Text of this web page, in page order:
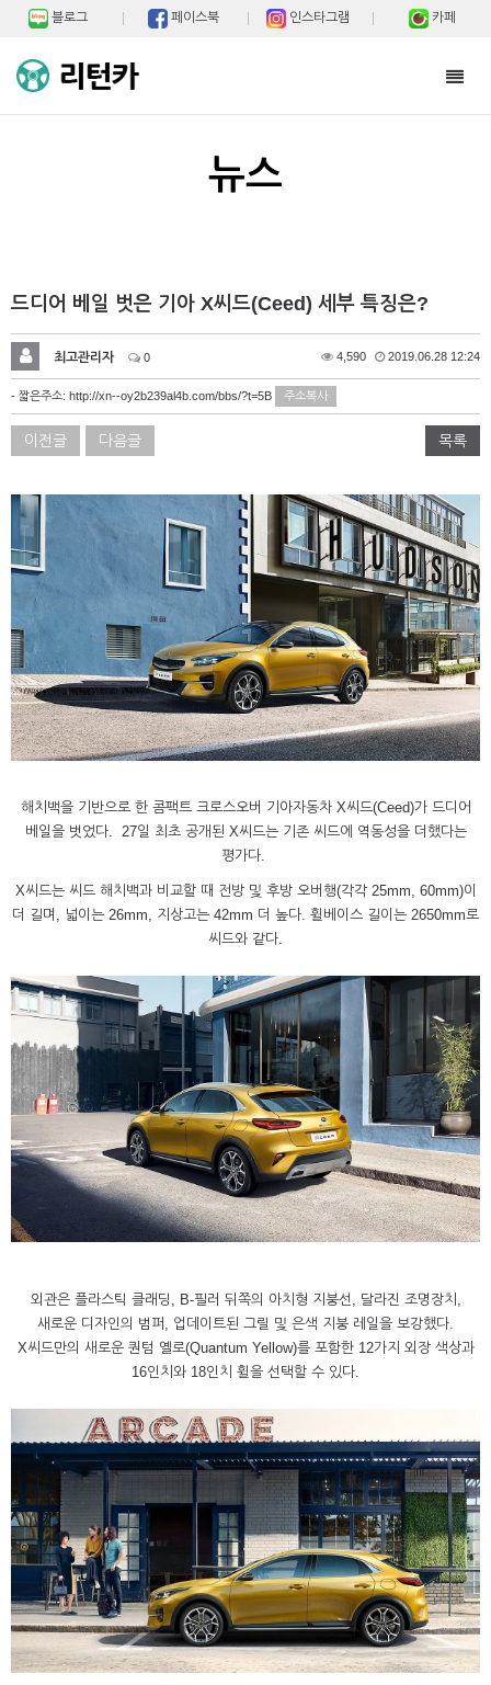
블로그 페이스북 인스타그램 카페
뉴스
드디어 베일 벗은 기아 X씨드(Ceed) 세부 특징은?
최고관리자 0 4,590 2019.06.28 12:24
- 짧은주소: http://xn--oy2b239al4b.com/bbs/?t=5B 주소복사
이전글 다음글 목록
해치백을 기반으로 한 콤팩트 크로스오버 기아자동차 X씨드(Ceed)가 드디어
베일을 벗었다. 27일 최초 공개된 X씨드는 기존 씨드에 역동성을 더했다는
평가다.
X씨드는 씨드 해치백과 비교할 때 전방 및 후방 오버행(각각 25mm, 60mm)이
더 길며, 넓이는 26mm, 지상고는 42mm 더 높다. 휠베이스 길이는 2650mm로
씨드와 같다.
외관은 플라스틱 클래딩, B-필러 뒤쪽의 아치형 지붕선, 달라진 조명장치,
새로운 디자인의 범퍼, 업데이트된 그릴 및 은색 지붕 레일을 보강했다.
X씨드만의 새로운 퀀텀 옐로(Quantum Yellow)를 포함한 12가지 외장 색상과
16인치와 18인치 휠을 선택할 수 있다.